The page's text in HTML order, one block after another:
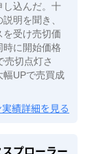
し込んだ。十
明を聞き、
受け売切価
に開始価格
売切点灯さ
幅UPで売買成
績詳細を見る
プローラー